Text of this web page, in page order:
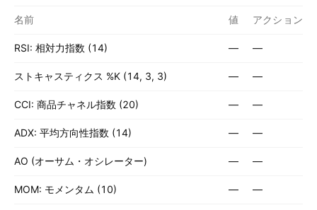
名前 値 アクション
RSI: 相対力指数 (14) — —
ストキャスティクス %K (14, 3, 3) — —
CCI: 商品チャネル指数 (20) — —
ADX: 平均方向性指数 (14) — —
AO (オーサム・オシレーター) — —
MOM: モメンタム (10) — —